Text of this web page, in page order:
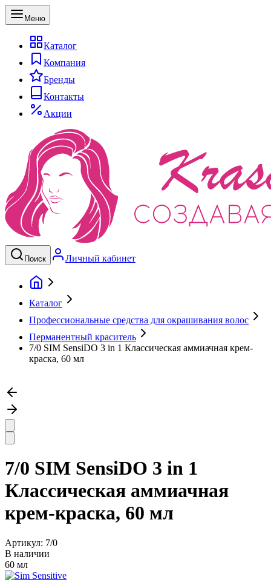
Меню
Каталог
Компания
Бренды
Контакты
Акции
Поиск Личный кабинет
Каталог
Профессиональные средства для окрашивания волос
Перманентный краситель
7/0 SIM SensiDO 3 in 1 Классическая аммиачная крем-
краска, 60 мл
7/0 SIM SensiDO 3 in 1
Классическая аммиачная
крем-краска, 60 мл
Артикул: 7/0
В наличии
60 мл